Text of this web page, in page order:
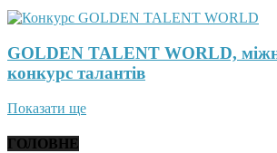
GOLDEN TALENT WORLD,
конкурс талантів
Показати ще
ГОЛОВНЕ